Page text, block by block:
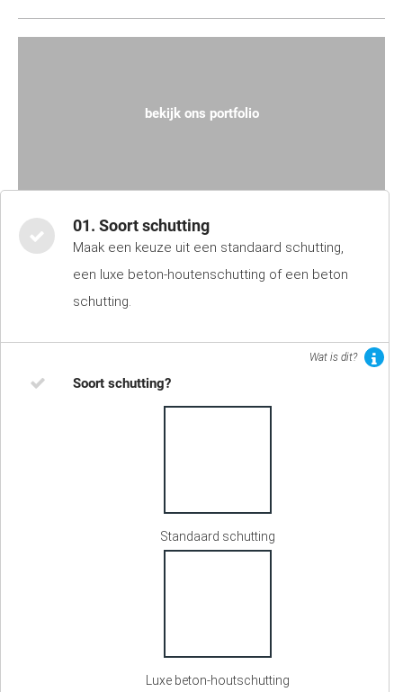
bekijk ons portfolio
01. Soort schutting
Maak een keuze uit een standaard schutting,
een luxe beton-houtenschutting of een beton
schutting.
Wat is dit?
Soort schutting?
Standaard schutting
Luxe beton-houtschutting